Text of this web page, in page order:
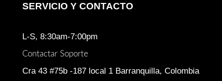
SERVICIO Y CONTACTO
L-S, 8:30am-7:00pm
Contactar Soporte
Cra 43 #75b -187 local 1 Barranquilla, Colombia